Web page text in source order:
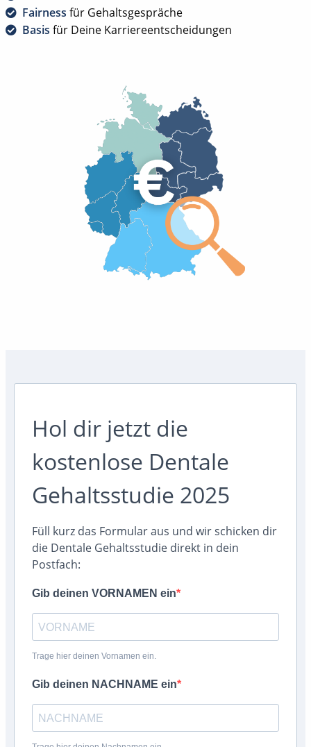
Fairness für Gehaltsgespräche
Basis für Deine Karriereentscheidungen
Hol dir jetzt die
kostenlose Dentale
Gehaltsstudie 2025
Füll kurz das Formular aus und wir schicken dir
die Dentale Gehaltsstudie direkt in dein
Postfach:
Gib deinen VORNAMEN ein
Trage hier deinen Vornamen ein.
Gib deinen NACHNAME ein